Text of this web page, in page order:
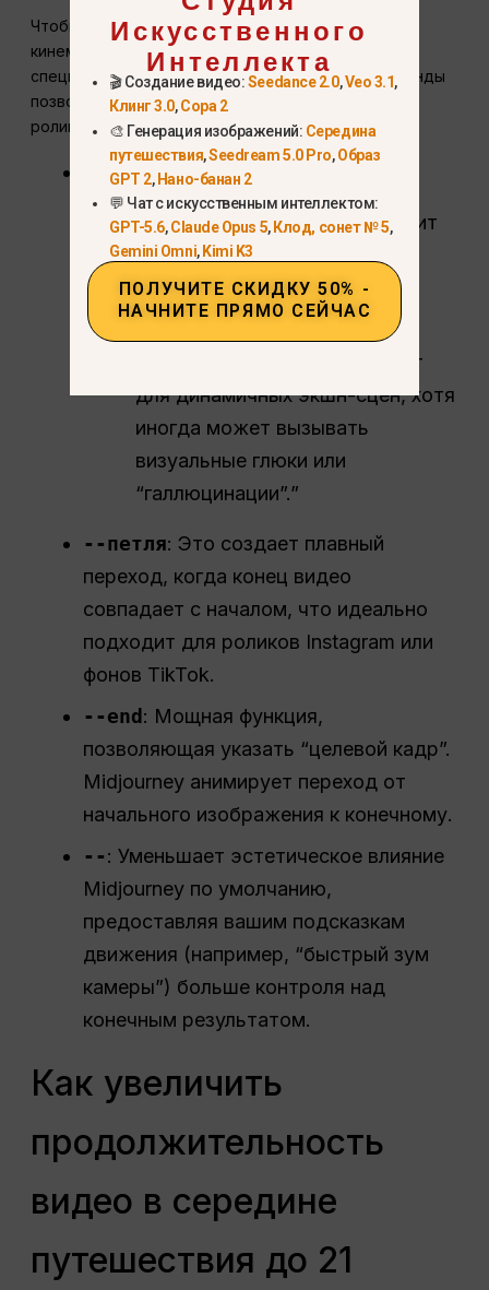
Чтобы добиться профессионального уровня AI-
кинематографа, необходимо освоить
специализированные параметры видео. Эти команды
позволяют диктовать “энергию” и “поток” вашего
ролика.
-движение <низкое/высокое
низкий: Лучше всего подходит
для тонких движений,
замедленных портретов или
окружающих фонов.
: Идеально подходит
для динамичных экшн-сцен, хотя
иногда может вызывать
визуальные глюки или
“галлюцинации”.”
--петля: Это создает плавный
переход, когда конец видео
совпадает с началом, что идеально
подходит для роликов Instagram или
фонов TikTok.
--end : Мощная функция,
позволяющая указать “целевой кадр”.
Midjourney анимирует переход от
начального изображения к конечному.
--: Уменьшает эстетическое влияние
Midjourney по умолчанию,
предоставляя вашим подсказкам
движения (например, “быстрый зум
камеры”) больше контроля над
конечным результатом.
Как увеличить
продолжительность
видео в середине
путешествия до 21
Искусственного
Интеллекта
🎬 Создание видео:Seedance 2.0,Veo 3.1,
Клинг 3.0,Сора 2
🎨 Генерация изображений: Середина
путешествия,Seedream 5.0 Pro,Образ
GPT 2,Нано-банан 2
💬 Чат с искусственным интеллектом:
GPT-5.6,Claude Opus 5,Клод, сонет № 5,
Gemini Omni,Kimi K3
ПОЛУЧИТЕ СКИДКУ 50% -
НАЧНИТЕ ПРЯМО СЕЙЧАС